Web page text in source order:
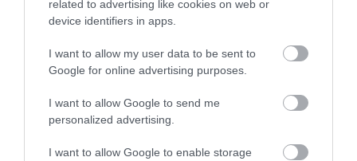
related to advertising like cookies on web or
device identifiers in apps.
I want to allow my user data to be sent to
Google for online advertising purposes.
I want to allow Google to send me
personalized advertising.
I want to allow Google to enable storage
Μεγάλη φωτιά στον Κουβαρά
κοντά σε σπίτια
10.08.2026 | 08:40